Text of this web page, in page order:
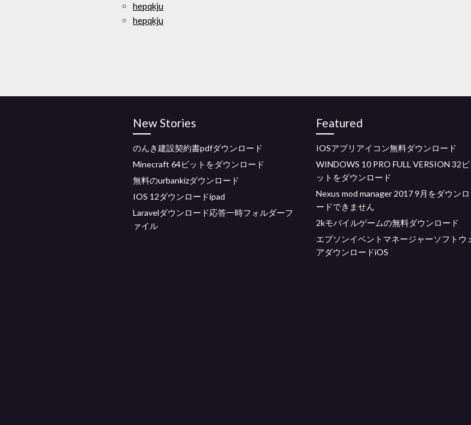
hepqkju
hepqkju
New Stories
のんき建設契約書pdfダウンロード
Minecraft 64ビットをダウンロード
無料のurbankizダウンロード
IOS 12ダウンロードipad
Laravelダウンロード応答一時フォルダーフ
ァイル
Featured
IOSアプリアイコン無料ダウンロード
WINDOWS 10 PRO FULL VERSION 32ビ
ットをダウンロード
Nexus mod manager 2017 9月をダウンロ
ードできません
2kモバイルゲームの無料ダウンロード
エプソンイベントマネージャーソフトウ
アダウンロードiOS